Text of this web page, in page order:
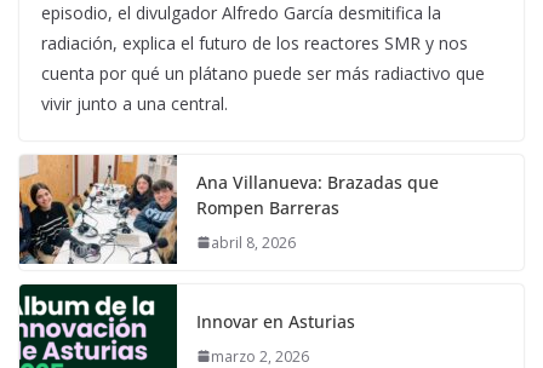
episodio, el divulgador Alfredo García desmitifica la
radiación, explica el futuro de los reactores SMR y nos
cuenta por qué un plátano puede ser más radiactivo que
vivir junto a una central.
Ana Villanueva: Brazadas que
Rompen Barreras
abril 8, 2026
Innovar en Asturias
marzo 2, 2026